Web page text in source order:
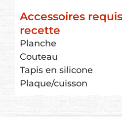
Accessoires
recette
Planche
Couteau
Tapis en silicone
Plaque/cuisson